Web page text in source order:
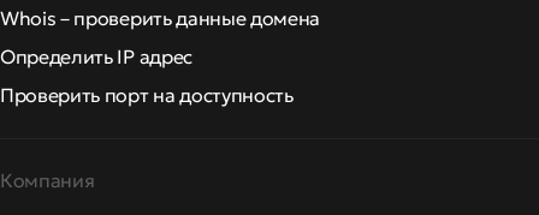
Whois – проверить данные домена
Определить IP адрес
Проверить порт на доступность
Компания